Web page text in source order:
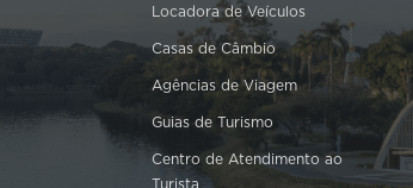
Locadora de Veículos
Casas de Câmbio
Agências de Viagem
Guias de Turismo
Centro de Atendimento ao
Turista